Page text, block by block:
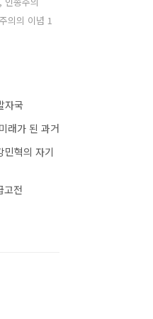
의의 이념 1
자국
래가 된 과거
혁의 자기
전